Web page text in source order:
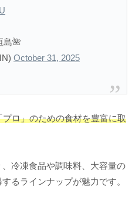
🌺
October 31, 2025
プロ」のための食材を豊富に取
冷凍食品や調味料、大容量の
るラインナップが魅力です。